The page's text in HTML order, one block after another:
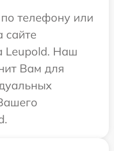
телефону или
сайте
Leupold. Наш
Вам для